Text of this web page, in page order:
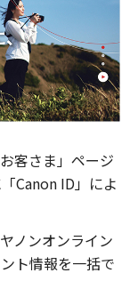
客さま」ページ
Canon ID」によ
ノンオンライン
ト情報を一括で